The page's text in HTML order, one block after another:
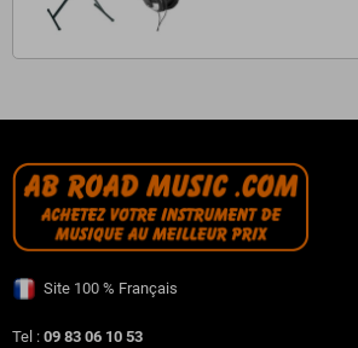
Site 100 % Français
Tel : 09 83 06 10 53